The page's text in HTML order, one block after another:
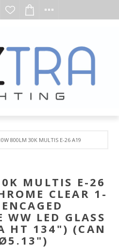
800LM 30K MULTIS E-26 A19 BLACK
MULTIS E-26
CLEAR 1-
WW LED GLASS
HT 134") (CAN